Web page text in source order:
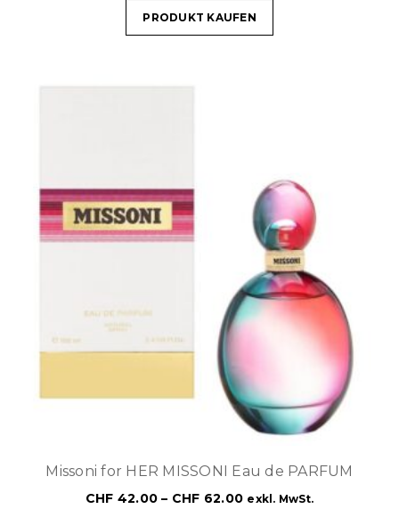
PRODUKT KAUFEN
Missoni for HER MISSONI Eau de PARFUM
CHF 42.00 – CHF 62.00 exkl. MwSt.